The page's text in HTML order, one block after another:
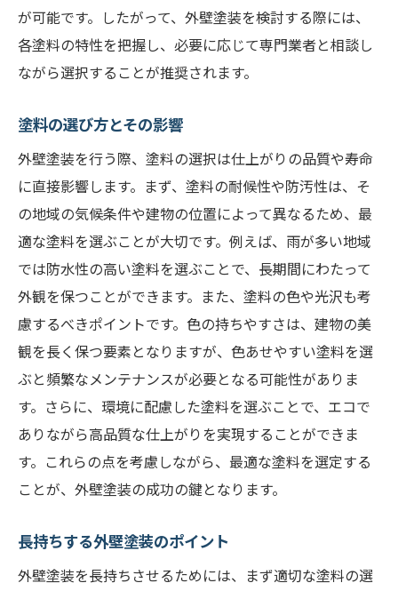
費用対効果の高い施工プラン
定期メンテナンスの重要性
保証内容で選ぶ塗装業者
最終的なコストに影響を与える要因
外壁塗装の保証内容とアフターサービスを徹底
比較
保証内容の種類とその違い
アフターサービスの有無を確認する
保証期間中の注意事項
施工後の問題への対応策
アフターサービスの活用法
保証内容を基にした業者選び
見積もりでわかる外壁塗装の品質とコストの真
実
見積もりの内容を詳細に確認する
複数の見積もりを比較する際のポイント
見積もりに含まれる内容の違い
が可能です。したがって、外壁塗装を検討する際には、
各塗料の特性を把握し、必要に応じて専門業者と相談し
ながら選択することが推奨されます。
塗料の選び方とその影響
外壁塗装を行う際、塗料の選択は仕上がりの品質や寿命
に直接影響します。まず、塗料の耐候性や防汚性は、そ
の地域の気候条件や建物の位置によって異なるため、最
適な塗料を選ぶことが大切です。例えば、雨が多い地域
では防水性の高い塗料を選ぶことで、長期間にわたって
外観を保つことができます。また、塗料の色や光沢も考
慮するべきポイントです。色の持ちやすさは、建物の美
観を長く保つ要素となりますが、色あせやすい塗料を選
ぶと頻繁なメンテナンスが必要となる可能性がありま
す。さらに、環境に配慮した塗料を選ぶことで、エコで
ありながら高品質な仕上がりを実現することができま
す。これらの点を考慮しながら、最適な塗料を選定する
ことが、外壁塗装の成功の鍵となります。
長持ちする外壁塗装のポイント
外壁塗装を長持ちさせるためには、まず適切な塗料の選